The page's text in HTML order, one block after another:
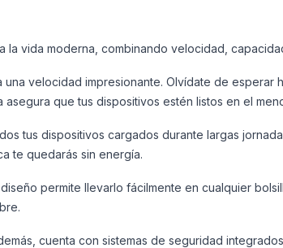
la vida moderna, combinando velocidad,
velocidad impresionante. Olvídate de esperar
que tus dispositivos estén listos en el
tus dispositivos cargados durante largas
te quedarás sin energía.
permite llevarlo fácilmente en cualquier
cuenta con sistemas de seguridad